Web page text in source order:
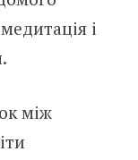
і
між